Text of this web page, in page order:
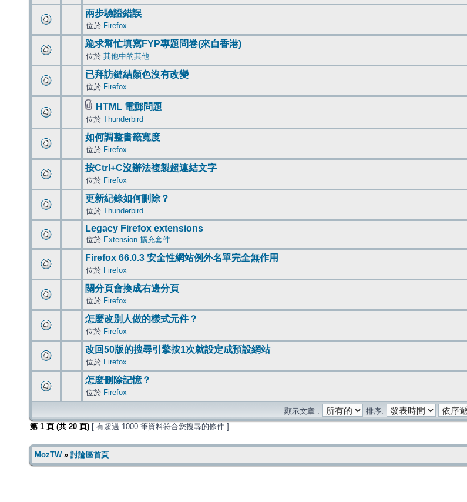
兩步驗證錯誤
位於 Firefox
跪求幫忙填寫FYP專題問卷(來自香港)
位於 其他中的其他
已拜訪鏈結顏色沒有改變
位於 Firefox
HTML 電郵問題
位於 Thunderbird
如何調整書籤寬度
位於 Firefox
按Ctrl+C沒辦法複製超連結文字
位於 Firefox
更新紀錄如何刪除？
位於 Thunderbird
Legacy Firefox extensions
位於 Extension 擴充套件
Firefox 66.0.3 安全性網站例外名單完全無作用
位於 Firefox
關分頁會換成右邊分頁
位於 Firefox
怎麼改別人做的樣式元件？
位於 Firefox
改回50版的搜尋引擎按1次就設定成預設網站
位於 Firefox
怎麼刪除記憶？
位於 Firefox
顯示文章 :
排序:
第 1 頁 (共 20 頁) [ 有超過 1000 筆資料符合您搜尋的條件 ]
MozTW» 討論區首頁